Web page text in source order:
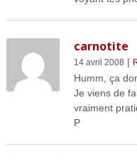
carnotite
14 avril 2008 |
Humm, ça
Je viens de
vraiment
P